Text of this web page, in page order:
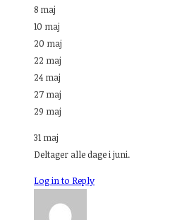
8 maj
10 maj
20 maj
22 maj
24 maj
27 maj
29 maj
31 maj
Deltager alle dage i juni.
Log in to Reply